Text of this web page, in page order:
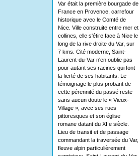
Var était la première bourgade de
France en Provence, carrefour
historique avec le Comté de
Nice. Ville construite entre mer et
collines, elle s'étire face à Nice le
long de la rive droite du Var, sur
7 kms. Cité moderne, Saint-
Laurent-du-Var n'en oublie pas
pour autant ses racines qui font
la fierté de ses habitants. Le
témoignage le plus probant de
cette pérennité du passé reste
sans aucun doute le « Vieux-
Village », avec ses rues
pittoresques et son église
romane datant du XI e siècle.
Lieu de transit et de passage
commandant la traversée du Var,
fleuve alpin particulièrement